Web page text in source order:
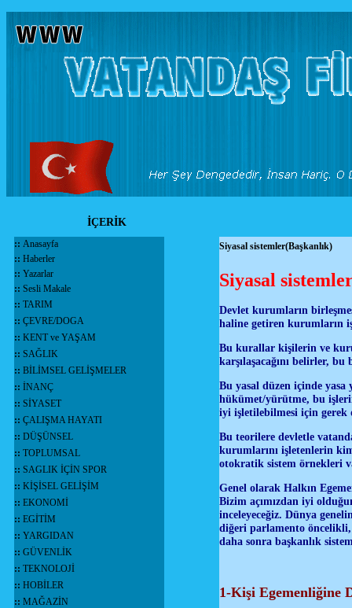
İÇERİK
:: Anasayfa
:: Haberler
:: Yazarlar
:: Sesli Makale
:: TARIM
:: ÇEVRE/DOGA
:: KENT ve YAŞAM
:: SAĞLIK
:: BİLİMSEL GELİŞMELER
:: İNANÇ
:: SİYASET
:: ÇALIŞMA HAYATI
:: DÜŞÜNSEL
:: TOPLUMSAL
:: SAGLIK İÇİN SPOR
:: KİŞİSEL GELİŞİM
:: EKONOMİ
:: EGİTİM
:: YARGIDAN
:: GÜVENLİK
:: TEKNOLOJİ
:: HOBİLER
:: MAĞAZİN
Siyasal sistemler(Başkanlık)
Siyasal
Devlet kurumların
haline getiren kurumların
Bu kurallar kişilerin ve
karşılaşacağını belirler,
Bu yasal düzen içinde
hükümet/yürütme, bu
iyi işletilebilmesi için gerek
Bu teorilere devletle
kurumlarını işletenlerin
otokratik sistem örnekleri
Genel olarak Halkın
Bizim açımızdan iyi
inceleyeceğiz. Dünya
diğeri parlamento öncelikli,
daha sonra başkanlık
1-Kişi Egemenliğine